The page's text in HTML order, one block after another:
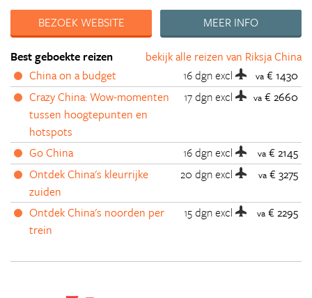
BEZOEK WEBSITE
MEER INFO
bekijk alle reizen van Riksja China
Best geboekte reizen
China on a budget
16 dgnexcl va € 1430
Crazy China: Wow-momenten
tussen hoogtepunten en
hotspots
17 dgnexcl va € 2660
Go China 16 dgnexcl va € 2145
Ontdek China's kleurrijke
zuiden
20 dgnexcl va € 3275
Ontdek China's noorden per
trein
15 dgnexcl va € 2295